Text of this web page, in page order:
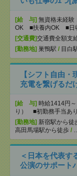
[給 与] 無資格未経
OK ■扶養内OK ■日
[交通費]交通費全額支
[勤務地] 巣鴨駅 / 目白
【シフト自由
充電を繋げるだ
[給 与] 時給1414円
り） ■初勤務手当あ
[勤務地] 新宿駅から徒
高田馬場駅から徒歩 /
＜日本を代表す
公演のサポート